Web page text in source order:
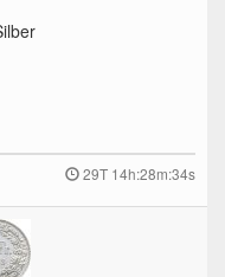
29T 14h:28m:33s